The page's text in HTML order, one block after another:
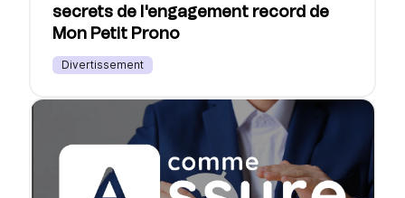
secrets de l'engagement record de
Mon Petit Prono
Divertissement